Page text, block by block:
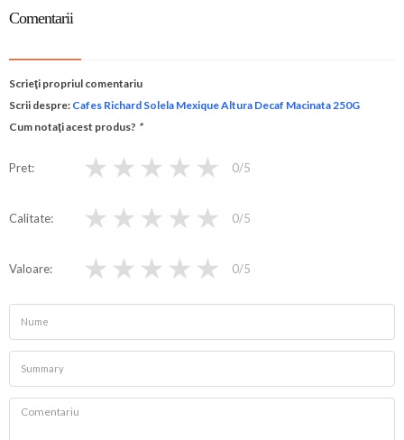
Comentarii
Scrieţi propriul comentariu
Scrii despre: Cafes Richard Solela Mexique Altura Decaf Macinata 250G
Cum notaţi acest produs? *
Pret ★ ★ ★ ★ ★ 0/5
Calitate ★ ★ ★ ★ ★ 0/5
Valoare ★ ★ ★ ★ ★ 0/5